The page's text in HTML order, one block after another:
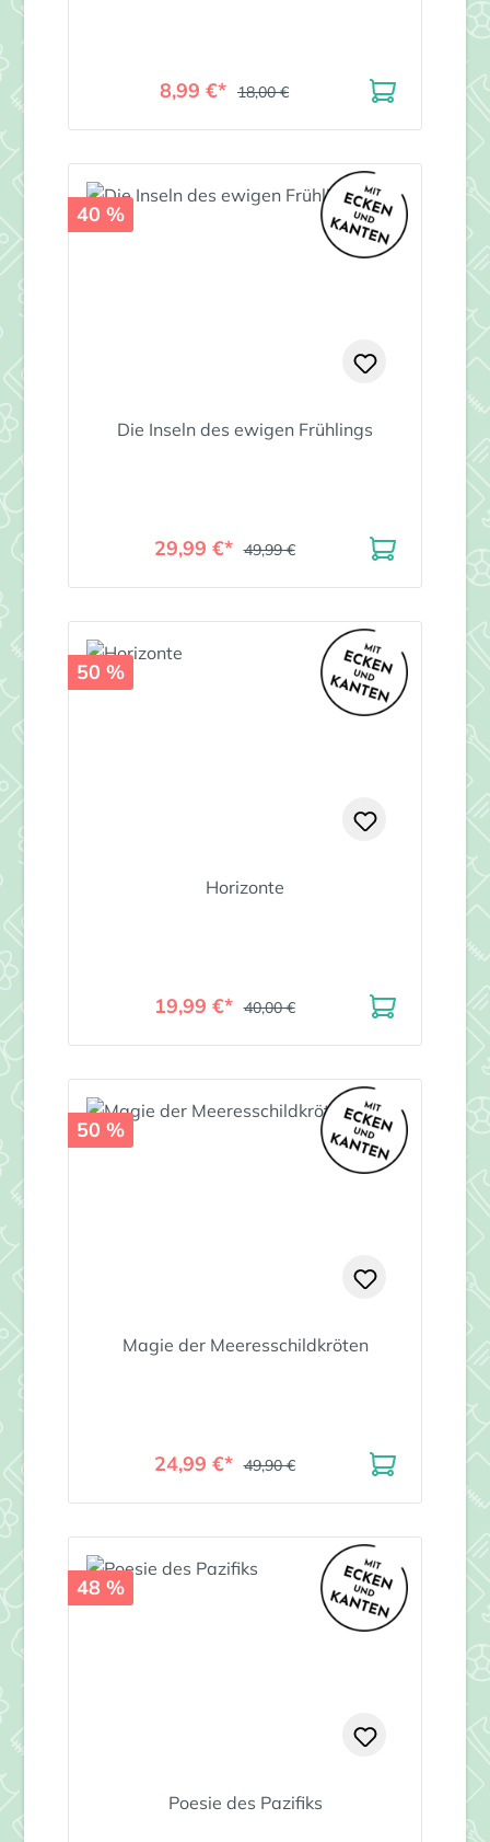
8,99 €* 18,00 €
40 %
Die Inseln des ewigen Frühlings
29,99 €* 49,99 €
50 %
Horizonte
19,99 €* 40,00 €
50 %
Magie der Meeresschildkröten
24,99 €* 49,90 €
48 %
Poesie des Pazifiks